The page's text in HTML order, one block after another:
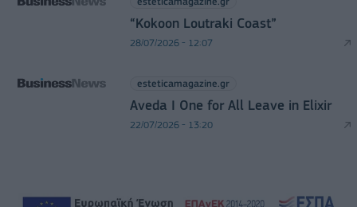
“Kokoon Loutraki Coast”
28/07/2026 - 12:07
esteticamagazine.gr
Aveda I One for All Leave in Elixir
22/07/2026 - 13:20